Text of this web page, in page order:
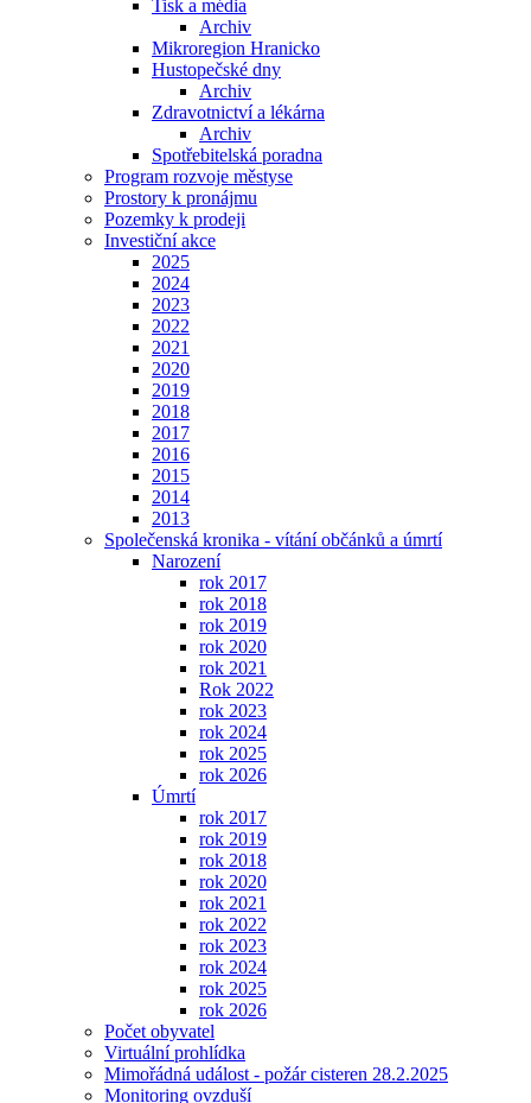
Tisk a média
Archiv
Mikroregion Hranicko
Hustopečské dny
Archiv
Zdravotnictví a lékárna
Archiv
Spotřebitelská poradna
Program rozvoje městyse
Prostory k pronájmu
Pozemky k prodeji
Investiční akce
2025
2024
2023
2022
2021
2020
2019
2018
2017
2016
2015
2014
2013
Společenská kronika - vítání občánků a úmrtí
Narození
rok 2017
rok 2018
rok 2019
rok 2020
rok 2021
Rok 2022
rok 2023
rok 2024
rok 2025
rok 2026
Úmrtí
rok 2017
rok 2019
rok 2018
rok 2020
rok 2021
rok 2022
rok 2023
rok 2024
rok 2025
rok 2026
Počet obyvatel
Virtuální prohlídka
Mimořádná událost - požár cisteren 28.2.2025
Monitoring ovzduší